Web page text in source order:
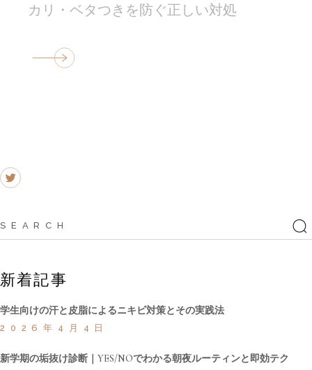
カリ・ベタつきを防ぐ正しい対処
Search
for:
新着記事
学生向けの汗と皮脂によるニキビ対策とその実践法
2026年4月4日
新学期の垢抜け診断｜YES/NOでわかる朝夜ルーティンと即効テク